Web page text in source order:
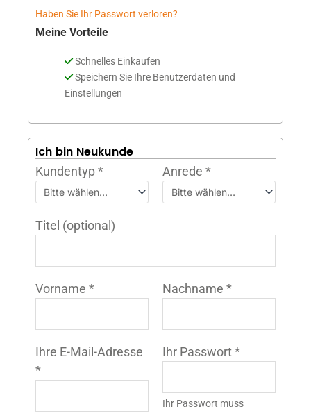
Haben Sie Ihr Passwort verloren?
Meine Vorteile
Schnelles Einkaufen
Speichern Sie Ihre Benutzerdaten und
Einstellungen
Ich bin Neukunde
Kundentyp* Anrede*
Titel (optional)
Vorname * Nachname*
Ihre E-Mail-Adresse
*
Ihr Passwort*
Ihr Passwort muss